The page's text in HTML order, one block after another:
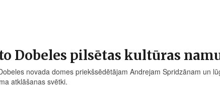
Dobeles pilsētas kultūras
novada domes priekšsēdētājam Andrejam Spridzānam un
atklāšanas svētki.